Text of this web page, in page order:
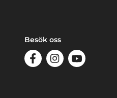
Besök oss